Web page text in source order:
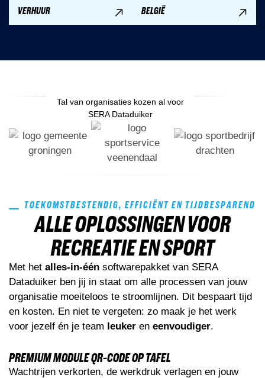
VERHUUR BELGIË
Tal van organisaties kozen al voor
SERA Dataduiker
TOEKOMSTBESTENDIG, EFFICIËNT EN TIJDBESPAREND
ALLE OPLOSSINGEN VOOR
RECREATIE EN SPORT
Met het alles-in-één softwarepakket van SERA
Dataduiker ben jij in staat om alle processen van jouw
organisatie moeiteloos te stroomlijnen. Dit bespaart tijd
en kosten. En niet te vergeten: zo maak je het werk
voor jezelf én je team leuker en eenvoudiger.
PREMIUM MODULE QR-CODE OP TAFEL
Wachtrijen verkorten, de werkdruk verlagen en jouw